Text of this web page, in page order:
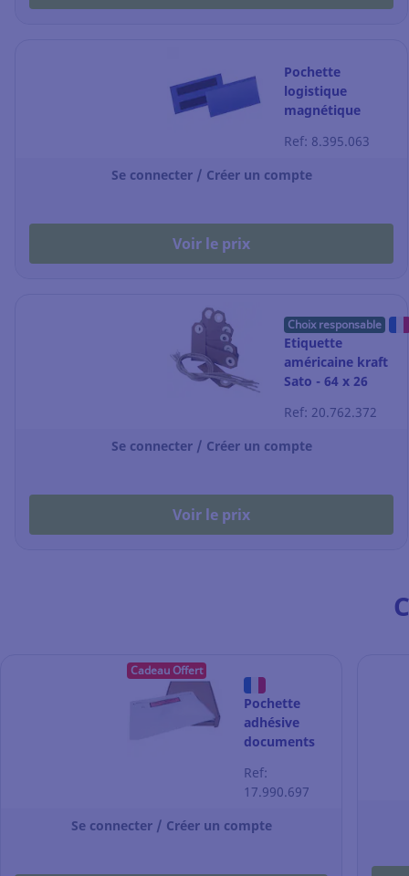
Pochette
logistique
magnétique
mm
Ref: 8.395.063
Se connecter / Créer un compte
Voir le prix
Choix responsable
Etiquette
américaine kraft
Sato - 64 x 26
1000
Ref: 20.762.372
Se connecter / Créer un compte
Voir le prix
Cadeau Offert
Pochette
adhésive
documents
classique -
C5 - 240 x
175 mm - par
250
Ref:
17.990.697
Se connecter / Créer un compte